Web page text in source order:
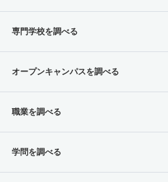
専門学校を調べる
オープンキャンパスを調べる
職業を調べる
学問を調べる